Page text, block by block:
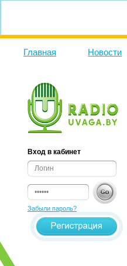
Главная Новости
Вход в кабинет
Забыли пароль?